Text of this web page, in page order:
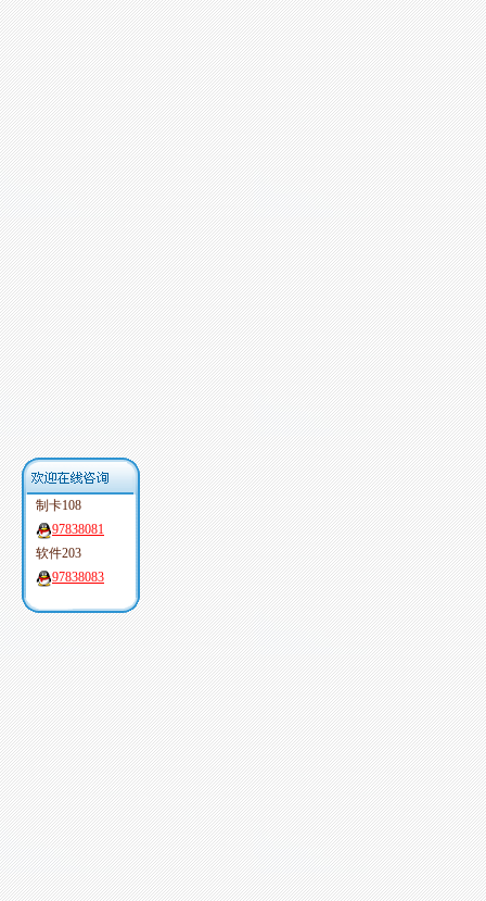
制卡108
97838081
软件203
97838083